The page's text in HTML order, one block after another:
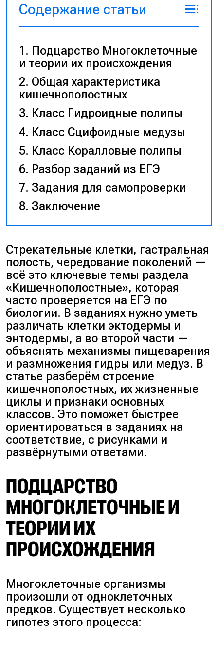
Содержание статьи
Подцарство Многоклеточные
и теории их происхождения
Общая характеристика
кишечнополостных
Класс Гидроидные полипы
Класс Сцифоидные медузы
Класс Коралловые полипы
Разбор заданий из ЕГЭ
Задания для самопроверки
Заключение
Стрекательные клетки, гастральная
полость, чередование поколений —
всё это ключевые темы раздела
«Кишечнополостные», которая
часто проверяется на ЕГЭ по
биологии. В заданиях нужно уметь
различать клетки эктодермы и
энтодермы, а во второй части —
объяснять механизмы пищеварения
и размножения гидры или медуз. В
статье разберём строение
кишечнополостных, их жизненные
циклы и признаки основных
классов. Это поможет быстрее
ориентироваться в заданиях на
соответствие, с рисунками и
развёрнутыми ответами.
ПОДЦАРСТВО
МНОГОКЛЕТОЧНЫЕ И
ТЕОРИИ ИХ
ПРОИСХОЖДЕНИЯ
Многоклеточные организмы
произошли от одноклеточных
предков. Существует несколько
гипотез этого процесса: